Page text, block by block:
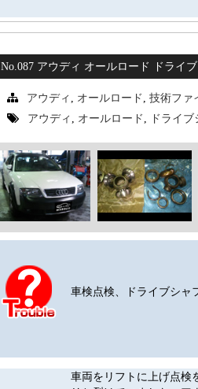
No.087 アウディ オールロード ドライ
アウディ オールロード ,技術ファ
アウディ
オールロード ドライブ
車検点検、ドライブシャ
車両をリフトに上げ点検